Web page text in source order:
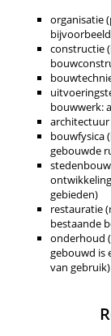
organisatie
constructie
bouwwerk:
bouwfysica
gebouwde
gebieden)
restauratie
bestaande
onderhoud
gebouwd is
van gebruik)